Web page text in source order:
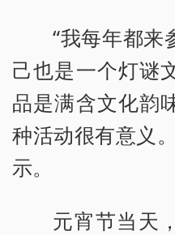
“我每年都来
己也是一个灯谜
品是满含文化韵
种活动很有意义
示。
元宵节当天